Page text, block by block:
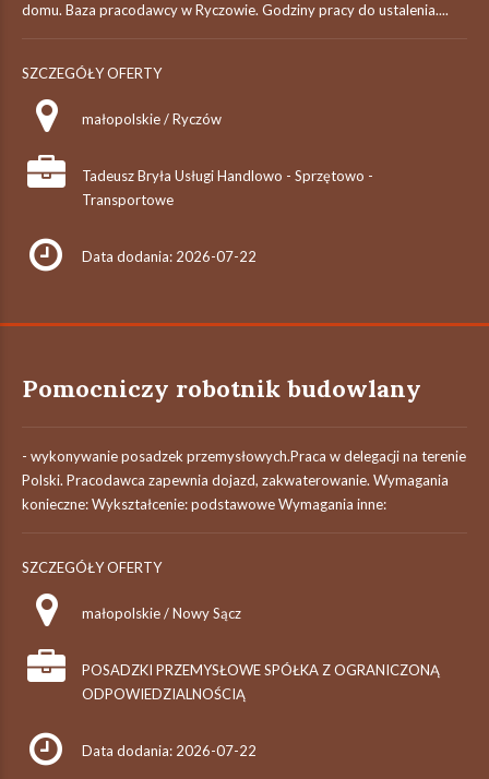
domu. Baza pracodawcy w Ryczowie. Godziny pracy do ustalenia....
SZCZEGÓŁY OFERTY
małopolskie / Ryczów
Tadeusz Bryła Usługi Handlowo - Sprzętowo -
Transportowe
Data dodania: 2026-07-22
Pomocniczy robotnik budowlany
- wykonywanie posadzek przemysłowych.Praca w delegacji na terenie
Polski. Pracodawca zapewnia dojazd, zakwaterowanie. Wymagania
konieczne: Wykształcenie: podstawowe Wymagania inne:
SZCZEGÓŁY OFERTY
małopolskie / Nowy Sącz
POSADZKI PRZEMYSŁOWE SPÓŁKA Z OGRANICZONĄ
ODPOWIEDZIALNOŚCIĄ
Data dodania: 2026-07-22